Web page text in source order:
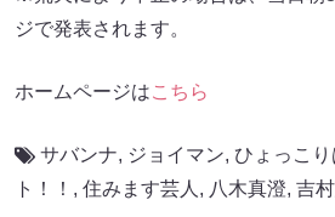
ジで発表されます。
ホームページはこちら
サバンナ, ジョイマン, ひょっこり
ト！！ , 住みます芸人 , 八木真澄, 吉